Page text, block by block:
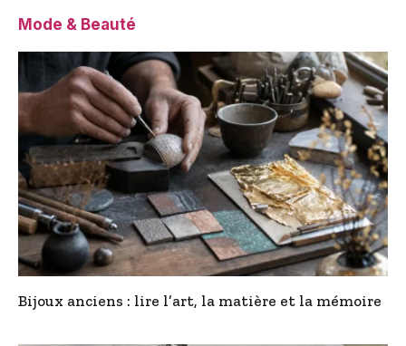
Mode & Beauté
Bijoux anciens : lire l’art, la matière et la mémoire